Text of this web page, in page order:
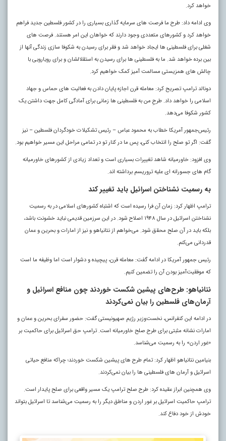
خواهد کرد.
وی ادامه داد: طرح ما فرصت‌ های سرمایه‌ گذاری بسیاری را در کشور فلسطین جدید فراهم
خواهد کرد و کشورهای متعددی وجود دارند که خواهان این امر هستند. فرصت‌ های
شغلی برای فلسطینی‌ ها ایجاد خواهد شد و فقر برای رسیدن به شکوفا سازی زندگی آنها از
بین برده خواهد شد. ما به فلسطینی‌ ها برای رسیدن به استقلالشان و برای رویارویی با
چالش‌ های همزیستی مسالمت‌ آمیز کمک خواهیم کرد.
دونالد ترامپ تصریح کرد: معامله قرن اجازه پایان دادن به فعالیت‌ های حماس و جهاد
اسلامی را خواهد داد. طرحِ من به فلسطینی‌ ها زمانی برای آمادگی کامل جهت داشتن یک
کشور شکوفا می‌دهد.
رئیس‌جمهور آمریکا خطاب به محمود عباس – رئیس تشکیلات خودگردان فلسطین – نیز
گفت: اگر تو صلح را انتخاب کنی، پس ما در کنار تو در تمامی مراحل این مسیر خواهیم بود.
وی افزود: خاورمیانه شاهد تغییرات بسیاری است و تعداد زیادی از کشورهای خاورمیانه
گام‌ های جسورانه‌ ای علیه تروریسم برداشته‌ اند.
به رسمیت نشناختن اسرائیل باید تغییر کند
ترامپ اظهار کرد: زمان آن فرا رسیده است که اشتباه کشورهای اسلامی در به رسمیت
نشناختن اسرائیل در سال ۱۹۴۸ اصلاح شود. در این سرزمین قدیمی نباید خشونت باشد،
بلکه باید در آن صلح محقق شود. می‌خواهم از نتانیاهو و نیز از امارات و بحرین و عمان
قدردانی می‌کنم.
رئیس‌ جمهور آمریکا در ادامه گفت: معامله قرن، پیچیده و دشوار است اما وظیفه ما است
که موفقیت‌آمیز بودن آن را تضمین کنیم.
نتانیاهو: طرح‌های پیشین شکست خوردند چون منافع اسرائیل و
آرمان‌های فلسطین را بیان نمی‌کردند
در ادامه این کنفرانس، نخست‌وزیر رژیم صهیونیستی گفت: حضور سفرای بحرین و عمان و
امارات نشانه مثبتی برای طرح‌ صلح خاورمیانه است. ترامپ حق اسرائیل برای حاکمیت بر
«غور اردن» را به رسمیت می‌شناسد.
بنیامین نتانیاهو اظهار کرد: تمام طرح‌ های پیشین شکست خوردند؛ چراکه منافع حیاتی
اسرائیل و آرمان‌ های فلسطینی‌ ها را بیان نمی‌کردند.
وی همچنین ابراز عقیده کرد: طرح صلح ترامپ یک مسیر واقعی برای صلح پایدار است.
ترامپ حاکمیت اسرائیل بر غور اردن و مناطق دیگر را به رسمیت می‌شناسد تا اسرائیل بتواند
خودش از خود دفاع کند.